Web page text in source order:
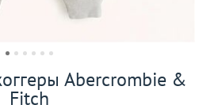
Abercrombie &
Fitch